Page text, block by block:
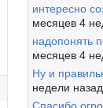
интересно
месяцев 4
надопонять
месяцев 4
Ну и
недели назад